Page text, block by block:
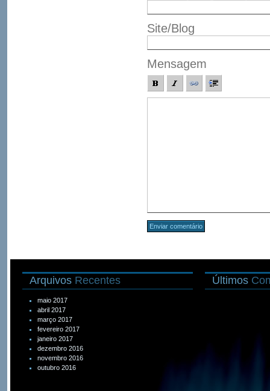
Site/Blog
Mensagem
Arquivos Recentes
maio 2017
abril 2017
março 2017
fevereiro 2017
janeiro 2017
dezembro 2016
novembro 2016
outubro 2016
Últimos